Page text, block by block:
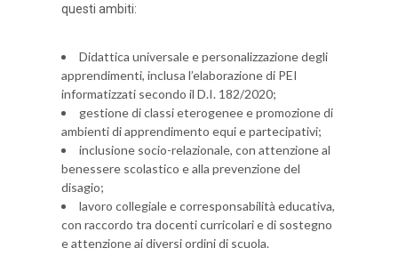
questi ambiti:
Didattica universale e personalizzazione degli
apprendimenti, inclusa l’elaborazione di PEI
informatizzati secondo il D.I. 182/2020;
gestione di classi eterogenee e promozione di
ambienti di apprendimento equi e partecipativi;
inclusione socio-relazionale, con attenzione al
benessere scolastico e alla prevenzione del
disagio;
lavoro collegiale e corresponsabilità educativa,
con raccordo tra docenti curricolari e di sostegno
e attenzione ai diversi ordini di scuola.